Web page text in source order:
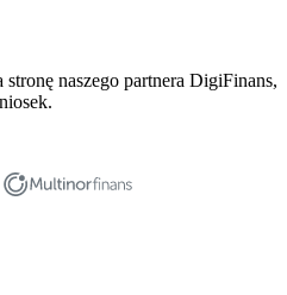
naszego partnera DigiFinans,